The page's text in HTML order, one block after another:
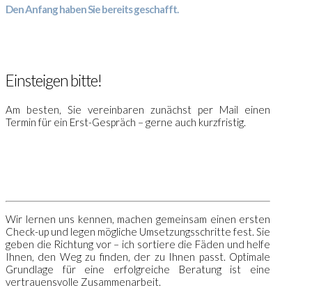
Den Anfang haben Sie bereits geschafft.
Einsteigen bitte!
Am besten, Sie vereinbaren zunächst per Mail einen
Termin für ein Erst-Gespräch – gerne auch kurzfristig.
Wir lernen uns kennen, machen gemeinsam einen ersten
Check-up und legen mögliche Umsetzungsschritte fest. Sie
geben die Richtung vor – ich sortiere die Fäden und helfe
Ihnen, den Weg zu finden, der zu Ihnen passt. Optimale
Grundlage für eine erfolgreiche Beratung ist eine
vertrauensvolle Zusammenarbeit.